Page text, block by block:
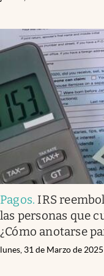
Pagos. IRS
las personas que
¿Cómo anotarse
lunes, 31 de Marzo de 2025